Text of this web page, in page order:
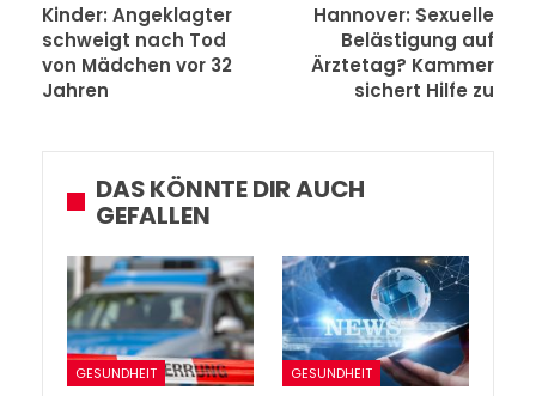
Kinder: Angeklagter
schweigt nach Tod
von Mädchen vor 32
Jahren
Hannover: Sexuelle
Belästigung auf
Ärztetag? Kammer
sichert Hilfe zu
DAS KÖNNTE DIR AUCH
GEFALLEN
GESUNDHEIT GESUNDHEIT